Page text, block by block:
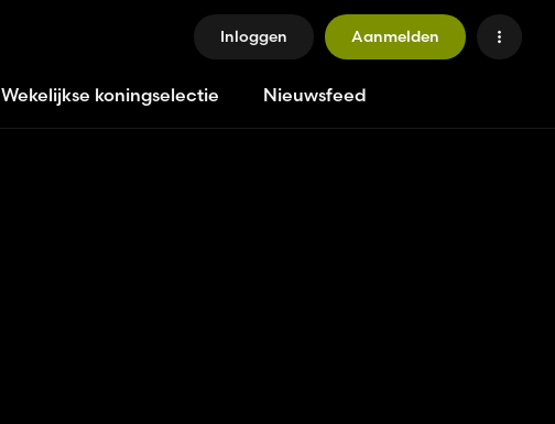
Inloggen Aanmelden
Wekelijkse koningselectie Nieuwsfeed